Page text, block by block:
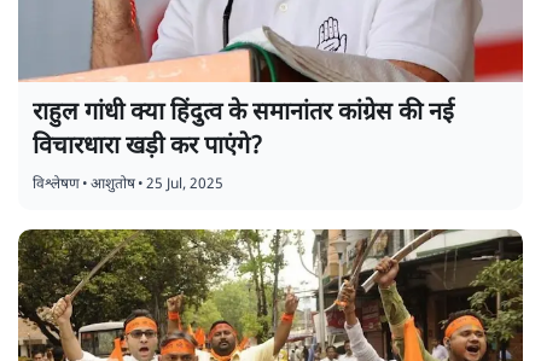
राहुल गांधी क्या हिंदुत्व के समानांतर कांग्रेस की नई
विचारधारा खड़ी कर पाएंगे?
विश्लेषण•आशुतोष•25 Jul, 2025